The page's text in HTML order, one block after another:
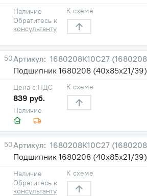
Наличие
Обратитесь к
консультанту
К схеме
50
1680208К10С27
Подшипник 1680208 (40х85х21/39)
Наличие
Цена с НДС
839 руб.
К схеме
50
1680208К10С27
Подшипник 1680208 (40х85х21/
Наличие
Обратитесь к
консультанту
К схеме